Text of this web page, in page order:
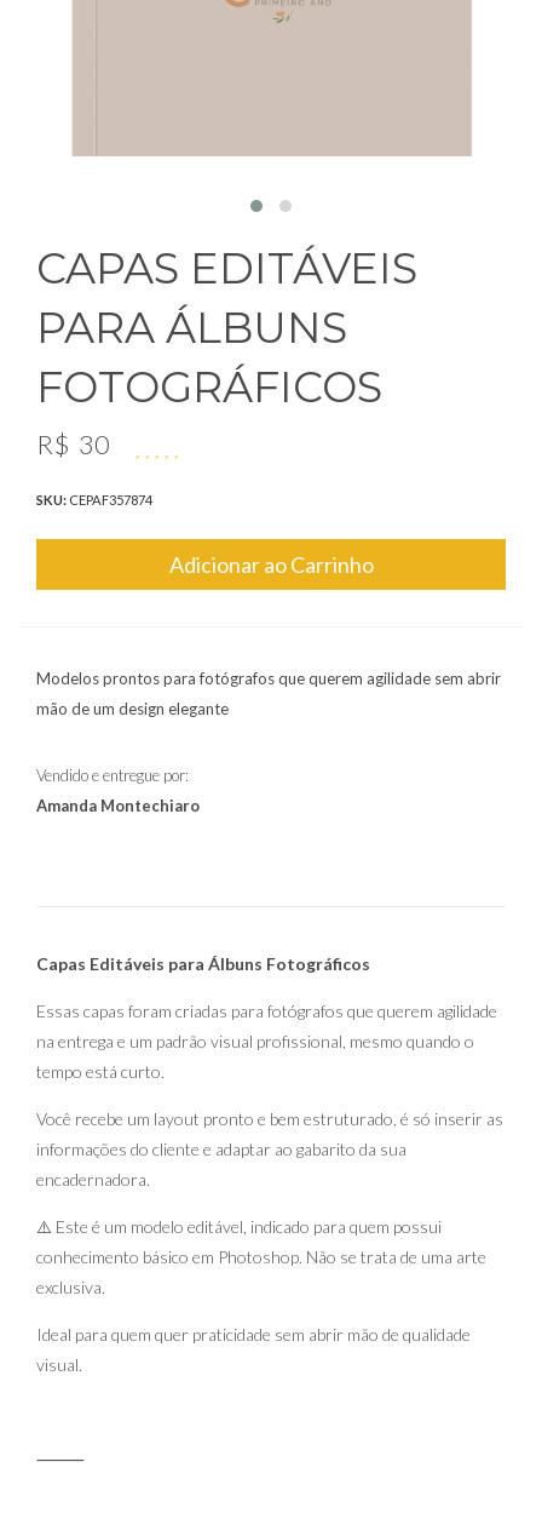
CAPAS EDITÁVEIS
PARA ÁLBUNS
FOTOGRÁFICOS
R$ 30
SKU: CEPAF357874
Adicionar ao Carrinho
Modelos prontos para fotógrafos que querem agilidade sem abrir
mão de um design elegante
Vendido e entregue por:
Amanda Montechiaro
Capas Editáveis para Álbuns Fotográficos
Essas capas foram criadas para fotógrafos que querem agilidade
na entrega e um padrão visual profissional, mesmo quando o
tempo está curto.
Você recebe um layout pronto e bem estruturado, é só inserir as
informações do cliente e adaptar ao gabarito da sua
encadernadora.
⚠️ Este é um modelo editável, indicado para quem possui
conhecimento básico em Photoshop. Não se trata de uma arte
exclusiva.
Ideal para quem quer praticidade sem abrir mão de qualidade
visual.
⸻